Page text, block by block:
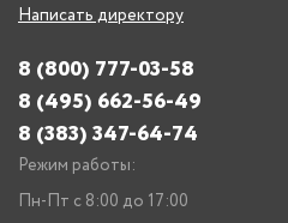
Написать директору
8 (800) 777-03-58
8 (495) 662-56-49
8 (383) 347-64-74
Режим работы:
Пн-Пт с 8:00 до 17:00